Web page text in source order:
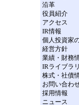
沿革
役員紹介
アクセス
IR情報
個人投資家
経営方針
業績・財務
IRライブラリ
株式・社債
お問い合わ
採用情報
ニュース